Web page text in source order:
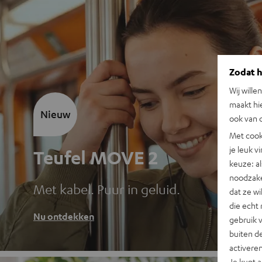
Teufel MOVE 2
Met kabel. Puur in geluid.
Nu ontdekken
Nieuw
Zodat
Wij
maakt
ook van
Met
je leuk
keuze:
dat ze
die echt
gebruik
buiten